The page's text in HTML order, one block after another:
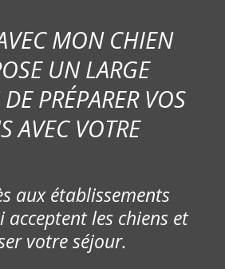
MON CHIEN
UN LARGE
PRÉPARER VOS
AVEC VOTRE
aux établissements
les chiens et
votre séjour.